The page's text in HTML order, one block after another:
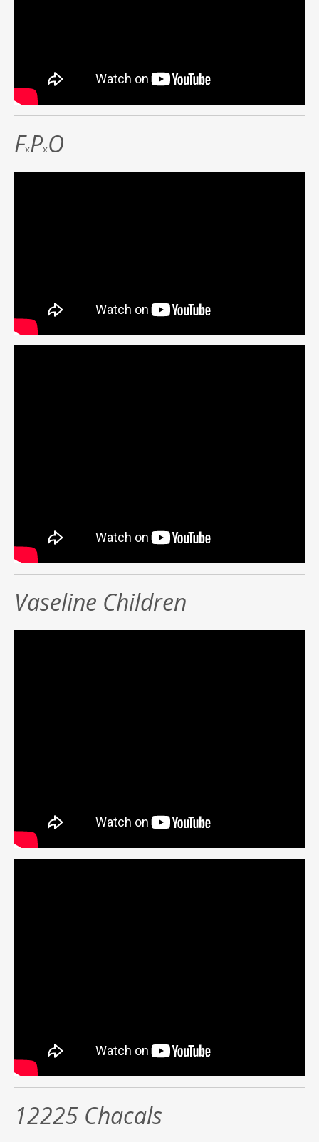
FxPxO
Vaseline Children
12225 Chacals